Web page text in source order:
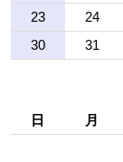
23
24
30
31
日 月